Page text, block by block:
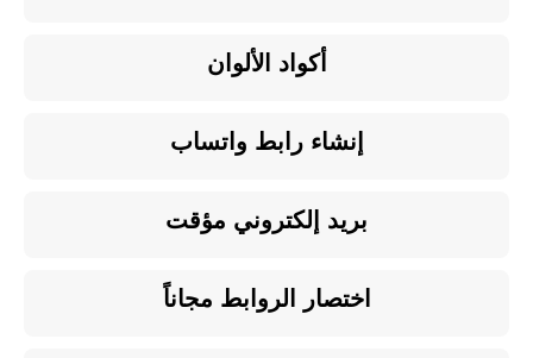
أكواد الألوان
إنشاء رابط واتساب
بريد إلكتروني مؤقت
اختصار الروابط مجاناً